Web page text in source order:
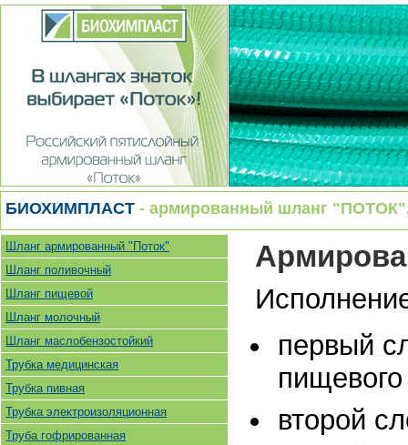
БИОХИМПЛАСТ - армированный шланг
Шланг армированный "Поток"
Шланг поливочный
Шланг пищевой
Шланг молочный
Шланг маслобензостойкий
Трубка медицинская
Трубка пивная
Трубка электроизоляционная
Труба гофрированная
первый
пищевого
второй